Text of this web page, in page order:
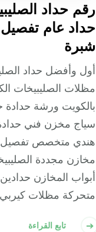
حداد عام
شبرة
أول وأفضل حداد
مظلات الصليبيخات
بالكويت ورشة
سياج مخزن فني حدادة
هندي متخصص تفصيل
مخازن مجددة
أبواب المخازن
متحركة مظلات
تابع القراءة